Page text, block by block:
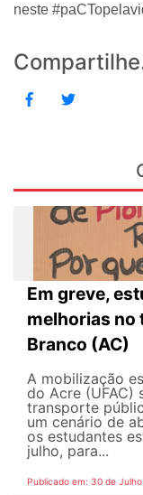
neste
Em greve,
melhorias no
Branco (AC)
A mobilização
do Acre (UFAC)
transporte
um cenário de
os estudantes
julho, para...
Publicado em: 30 de